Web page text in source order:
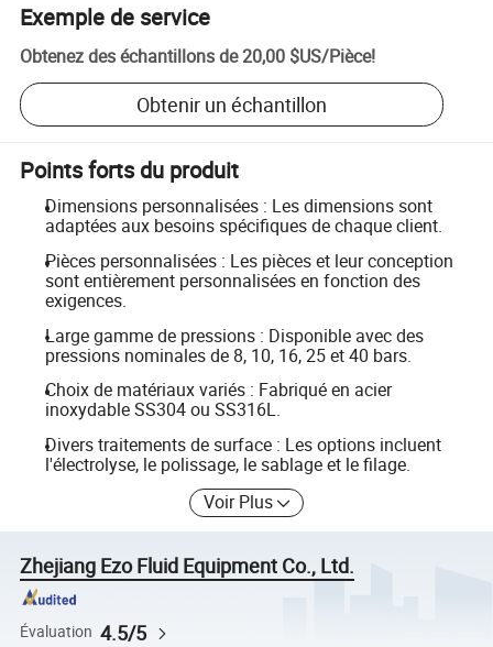
Exemple de service
Obtenez des échantillons de20,00 $US/Pièce!
Obtenir un échantillon
Points forts du produit
Dimensions personnalisées : Les dimensions sont
adaptées aux besoins spécifiques de chaque client.
Pièces personnalisées : Les pièces et leur conception
sont entièrement personnalisées en fonction des
exigences.
Large gamme de pressions : Disponible avec des
pressions nominales de 8, 10, 16, 25 et 40 bars.
Choix de matériaux variés : Fabriqué en acier
inoxydable SS304 ou SS316L.
Divers traitements de surface : Les options incluent
l'électrolyse, le polissage, le sablage et le filage.
Voir Plus
Zhejiang Ezo Fluid Equipment Co., Ltd.
Évaluation 4.5/5